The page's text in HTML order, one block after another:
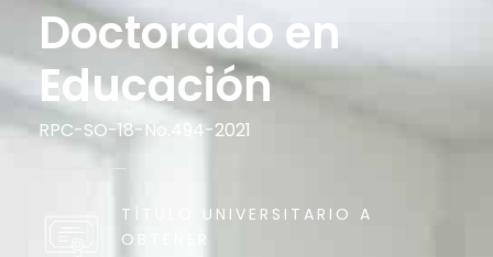
Doctorado en
Educación
RPC-SO-18-No.494-2021
TÍTULO UNIVERSITARIO A
OBTENER